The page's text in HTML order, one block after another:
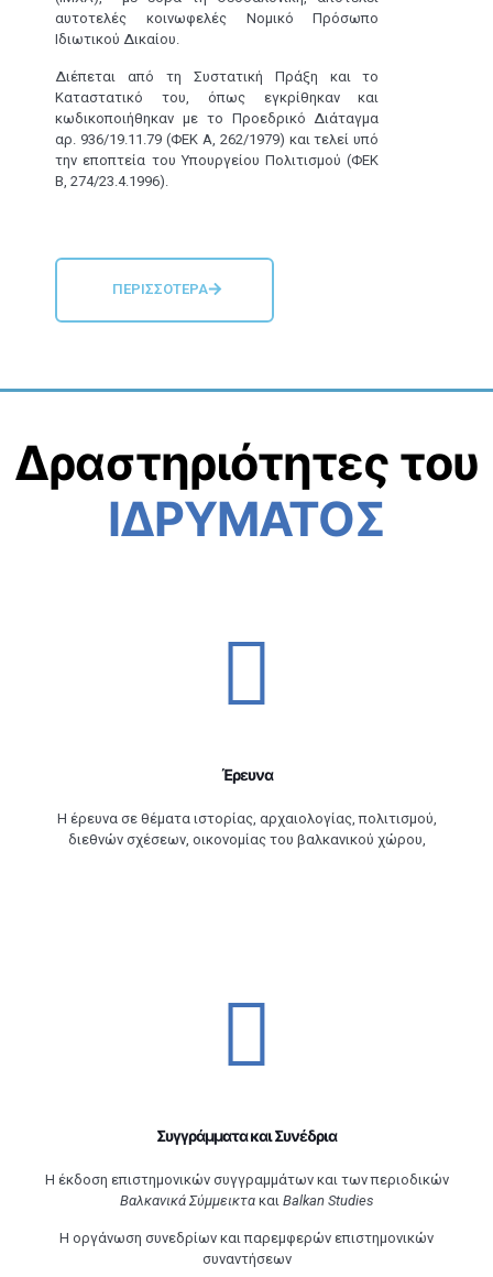
αυτοτελές κοινωφελές Νομικό Πρόσωπο
Ιδιωτικού Δικαίου.
Διέπεται από τη Συστατική Πράξη και το
Καταστατικό του, όπως εγκρίθηκαν και
κωδικοποιήθηκαν με το Προεδρικό Διάταγμα
αρ. 936/19.11.79 (ΦΕΚ Α, 262/1979) και τελεί υπό
την εποπτεία του Υπουργείου Πολιτισμού (ΦΕΚ
Β, 274/23.4.1996).
ΠΕΡΙΣΣΌΤΕΡΑ
Δραστηριότητες του
ΙΔΡΥΜΑΤΟΣ
Έρευνα
Η έρευνα σε θέματα ιστορίας, αρχαιολογίας, πολιτισμού,
διεθνών σχέσεων, οικονομίας του βαλκανικού χώρου,
Συγγράμματα και Συνέδρια
Η έκδοση επιστημονικών συγγραμμάτων και των περιοδικών
Βαλκανικά Σύμμεικτακαι Balkan Studies
Η οργάνωση συνεδρίων και παρεμφερών επιστημονικών
συναντήσεων